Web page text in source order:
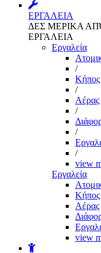
ΕΡΓΑΛΕΙΑ
ΔΕΣ ΜΕΡΙΚΑ
ΕΡΓΑΛΕΙΑ
Εργαλεία
/
Kήπος
/
Αέρας
/
/
/
view
Εργαλεία
Kήπος
Αέρας
view